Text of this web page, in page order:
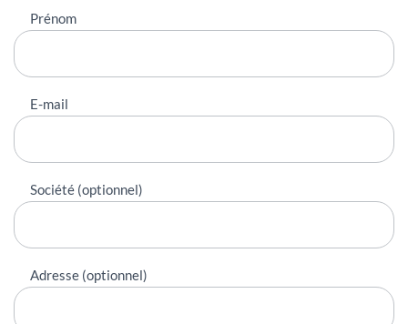
Prénom
E-mail
Société (optionnel)
Adresse (optionnel)